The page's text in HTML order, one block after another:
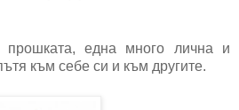
прошката, една много лична и
към себе си и към другите.